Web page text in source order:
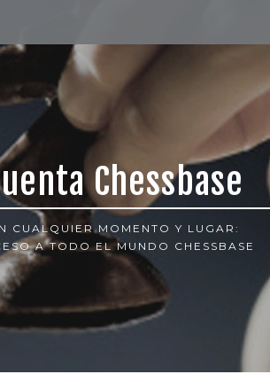
Chessbase
CUALQUIER MOMENTO Y LUGAR:
A TODO EL MUNDO CHESSBASE